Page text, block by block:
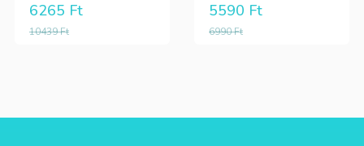
10439Ft
6265 Ft
6990Ft
5590 Ft